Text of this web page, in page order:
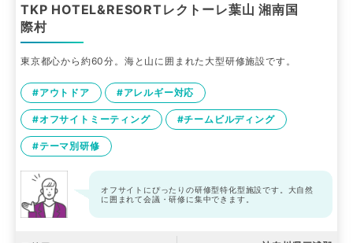
TKP HOTEL&RESORTレクトーレ葉山 湘南国
際村
東京都心から約60分。海と山に囲まれた大型研修施設です。
#アウトドア #アレルギー対応
#オフサイトミーティング #チームビルディング
#テーマ別研修
オフサイトにぴったりの研修型特化型施設です。大自然
に囲まれて会議・研修に集中できます。